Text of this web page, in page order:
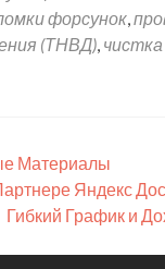
форсунок,
(ТНВД), чистка
Материалы
Яндекс
Гибкий График и